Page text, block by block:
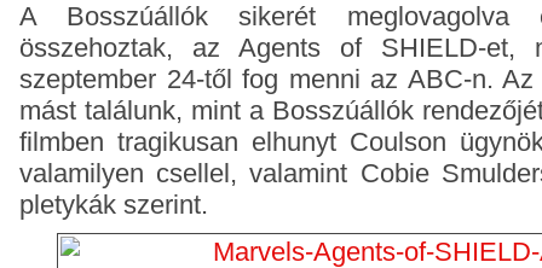
A Bosszúállók sikerét
összehoztak, az Agents of SHIELD-et,
szeptember 24-től fog menni az ABC-n.
mást találunk, mint a Bosszúállók
filmben tragikusan elhunyt Coulson
valamilyen csellel, valamint Cobie
pletykák szerint.